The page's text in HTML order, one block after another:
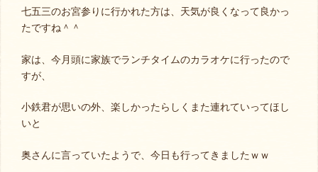
七五三のお宮参りに行かれた方は、天気が良くなって良かっ
たですね＾＾
家は、今月頭に家族でランチタイムのカラオケに行ったので
すが、
小鉄君が思いの外、楽しかったらしくまた連れていってほし
いと
奥さんに言っていたようで、今日も行ってきましたｗｗ